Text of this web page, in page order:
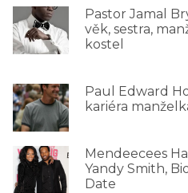
Pastor Jamal
věk, sestra,
kostel
Paul Edward
kariéra
Mendeecees
Yandy Smith,
Date